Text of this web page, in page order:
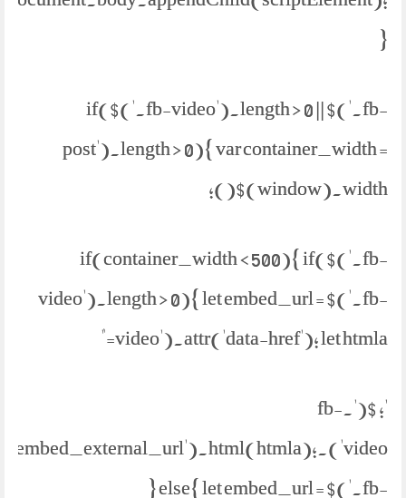
}
if($('.fb-video').length > 0 || $('.fb-
post').length > 0){ var container_width =
$(window).width();
if(container_width < 500){ if($('.fb-
video').length > 0){ let embed_url = $('.fb-
video').attr('data-href'); let htmla="
'; $('.fb-
} else{ let embed_url = $('.fb-